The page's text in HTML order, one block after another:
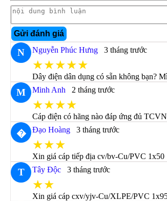
Gửi đánh giá
N Nguyễn Phúc Hưng 3 tháng trước
★★★★★
Dây điện dân dụng có sẵn không bạn?
M Minh Anh 2 tháng trước
★★★★
Cáp điện có hãng nào đáp ứng đủ
� Đạo Hoàng 3 tháng trước
★★★
Xin giá cáp tiếp địa cv/bv-Cu/PVC 1x50
T Tây Độc 3 tháng trước
★★
Xin giá cáp cxv/yjv-Cu/XLPE/PVC